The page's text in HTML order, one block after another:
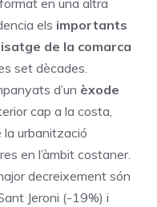
en una altra
els importants
de la comarca
set dècades.
d’un èxode
cap a la costa,
urbanització
en l’àmbit costaner.
decreixement són
Jeroni (-19%) i